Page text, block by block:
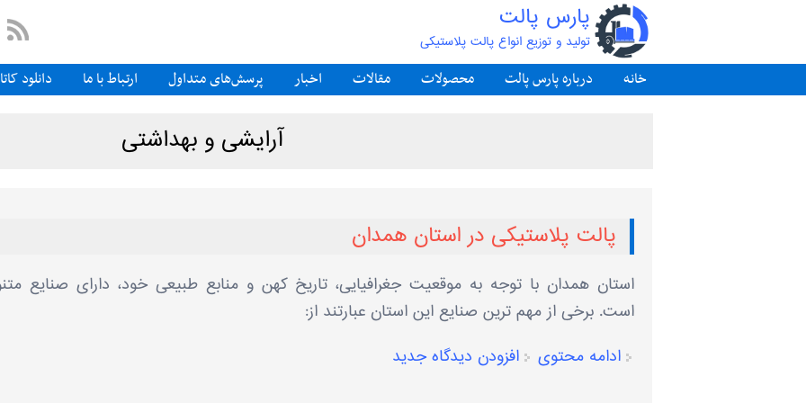
پارس پالت
تولید و توزیع انواع پالت پلاستیکی
خانه درباره پارس پالت محصولات مقالات اخبار پرسش‌های متداول ارتباط با ما دانلود
آرایشی و بهداشتی
پالت پلاستیکی در استان همدان
استان همدان با توجه به موقعیت جغرافیایی، تاریخ کهن و منابع طبیعی خود، دارای صنایع
است. برخی از مهم ‌ترین صنایع این استان عبارتند از:
ادامه محتوی
افزودن دیدگاه جدید